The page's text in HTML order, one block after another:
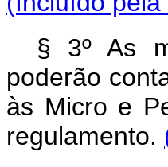
§ 3º As
poderão
às Micro e
regulamento.